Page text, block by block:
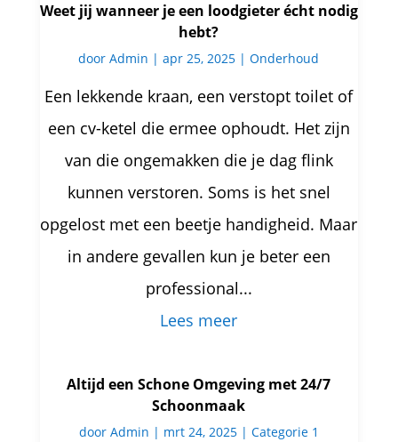
Weet jij wanneer je een loodgieter écht nodig
hebt?
doorAdmin |apr 25, 2025 |Onderhoud
Een lekkende kraan, een verstopt toilet of
een cv-ketel die ermee ophoudt. Het zijn
van die ongemakken die je dag flink
kunnen verstoren. Soms is het snel
opgelost met een beetje handigheid. Maar
in andere gevallen kun je beter een
professional...
Lees meer
Altijd een Schone Omgeving met 24/7
Schoonmaak
door Admin | mrt 24, 2025| Categorie 1